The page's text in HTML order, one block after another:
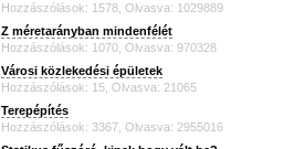
Hozzászólások: 1578, Olvasva: 1029889
Z méretarányban mindenfélét
Hozzászólások: 1070, Olvasva: 970328
Városi közlekedési épületek
Hozzászólások: 15, Olvasva: 21065
Terepépítés
Hozzászólások: 3367, Olvasva: 2955016